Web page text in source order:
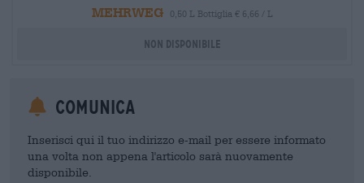
MEHRWEG
0,50 L Bottiglia € 6,66 / L
Non disponibile
Comunica
Inserisci qui il tuo indirizzo e-mail per essere informato
una volta non appena l'articolo sarà nuovamente
disponibile.